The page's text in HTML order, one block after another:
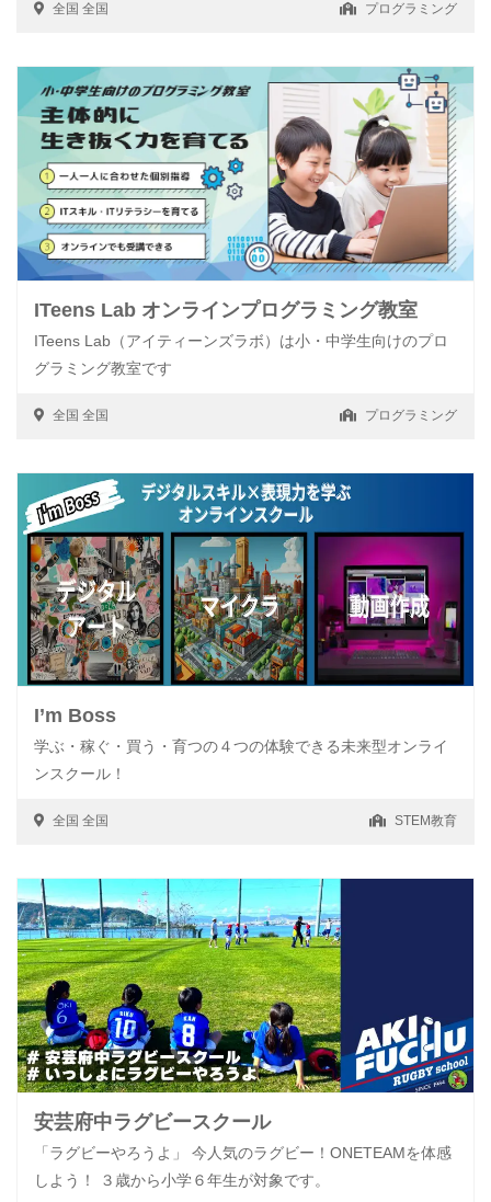
全国 全国 プログラミング
ITeens Lab オンラインプログラミング教室
ITeens Lab（アイティーンズラボ）は小・中学生向けのプロ
グラミング教室です
全国 全国 プログラミング
I’m Boss
学ぶ・稼ぐ・買う・育つの４つの体験できる未来型オンライ
ンスクール！
全国 全国 STEM教育
安芸府中ラグビースクール
「ラグビーやろうよ」 今人気のラグビー！ONETEAMを体感
しよう！ ３歳から小学６年生が対象です。